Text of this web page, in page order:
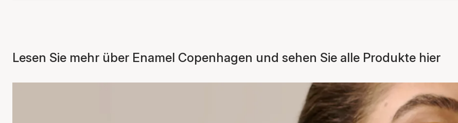
Lesen Sie mehr über Enamel Copenhagen und sehen Sie alle Produkte hier